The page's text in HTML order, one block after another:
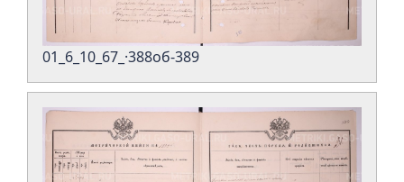
01_6_10_67_·388об-389